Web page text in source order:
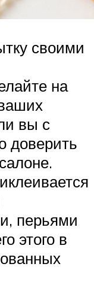
своими
на
вы с
доверить
перьями
этого в